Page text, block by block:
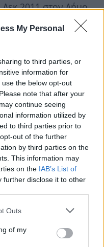
My Personal
to third parties, or
information for
the below opt-out
note that after your
continue seeing
information utilized by
to third parties prior to
out of the further
by third parties on the
This information may
on the IAB’s List of
further disclose it to other
Outs
of my
Δεκ 2011 στον Δήμο
όπως το
κλπ»